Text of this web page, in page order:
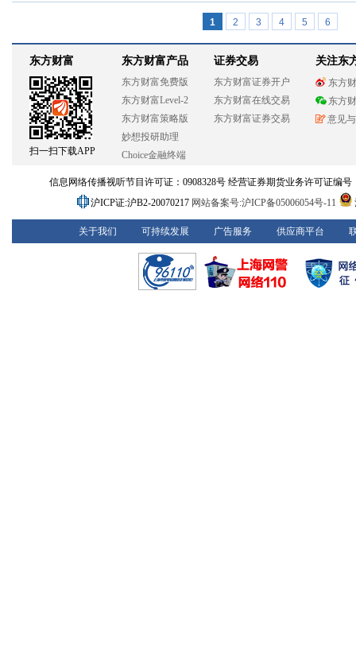
1 2 3 4 5 6
东方财富
扫一扫下载APP
东方财富产品
东方财富免费版
东方财富Level-2
东方财富策略版
妙想投研助理
Choice金融终端
证券交易
东方财富证券开户
东方财富在线交易
东方财富证券交易
关注东
东方
东方
意见
信息网络传播视听节目许可证：0908328号 经营证券期货业务许可证编号
沪ICP证:沪B2-20070217 网站备案号:沪ICP备05006054号-11
关于我们 可持续发展 广告服务 供应商平台